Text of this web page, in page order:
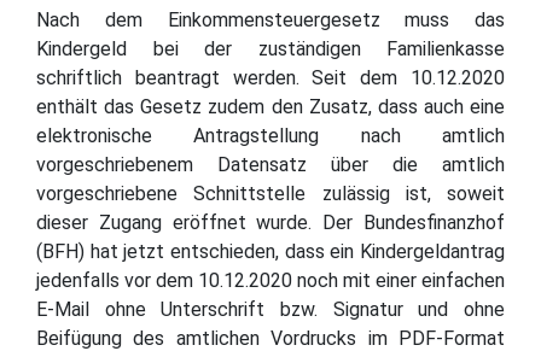
Nach dem Einkommensteuergesetz muss das
Kindergeld bei der zuständigen Familienkasse
schriftlich beantragt werden. Seit dem 10.12.2020
enthält das Gesetz zudem den Zusatz, dass auch eine
elektronische Antragstellung nach amtlich
vorgeschriebenem Datensatz über die amtlich
vorgeschriebene Schnittstelle zulässig ist, soweit
dieser Zugang eröffnet wurde. Der Bundesfinanzhof
(BFH) hat jetzt entschieden, dass ein Kindergeldantrag
jedenfalls vor dem 10.12.2020 noch mit einer einfachen
E-Mail ohne Unterschrift bzw. Signatur und ohne
Beifügung des amtlichen Vordrucks im PDF-Format